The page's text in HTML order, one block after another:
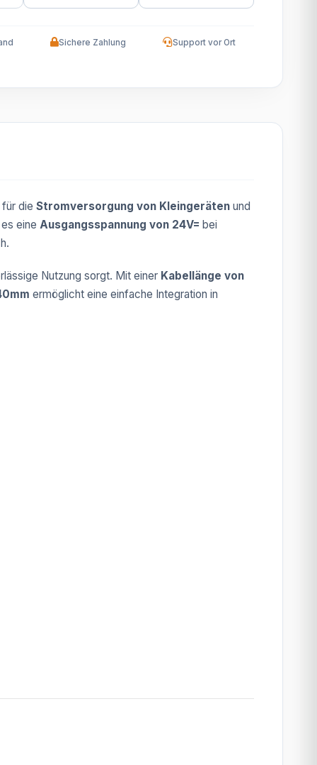
Sichere Zahlung Support vor Ort
die Stromversorgung von Kleingeräten und
eine Ausgangsspannung von 24V= bei
Nutzung sorgt. Mit einer Kabellänge von
ermöglicht eine einfache Integration in